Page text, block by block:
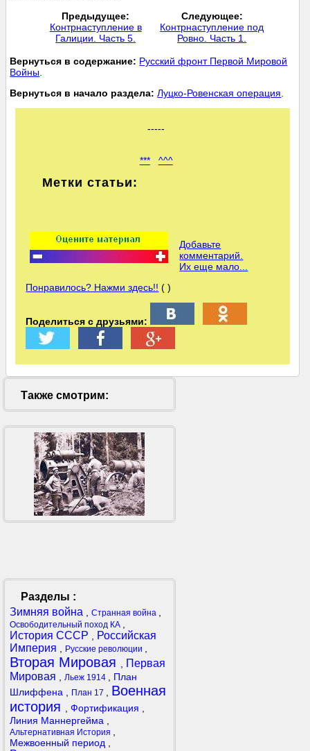
Предыдущее:
Контрнаступление в
Галиции. Часть 5.
Следующее:
Контрнаступление под
Ровно. Часть 1.
Вернуться в содержание: Русский фронт Первой Мировой
Войны
Вернуться в начало раздела: Луцко-Ровенская операция
-----
*** ^^^
Метки статьи:
Добавьте
комментарий.
Их еще мало...
Понравилось? Нажми здесь!! ( )
Поделиться с друзьями:
Также смотрим:
Разделы :
Зимняя война
Странная война
Освободительный поход КА
История СССР
Российская
Империя
Русские революции
Вторая Мировая
Первая
Мировая
Льеж 1914
План
Шлиффена
План 17
Военная
история
Фортификация
Линия Маннергейма
Альтернативная История
Межвоенный период